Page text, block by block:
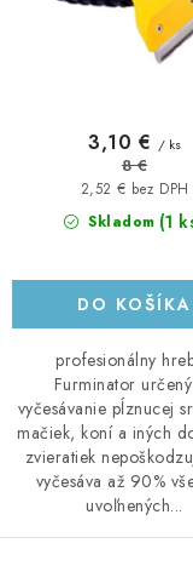
Skladom (1
2,52 € bez DPH
3,10 € / ks
8 €
DO KOŠÍKA
profesionálny
Furminator
vyčesávanie pĺznucej
mačiek, koní a iných
zvieratiek
vyčesáva až 90%
uvoľnených...